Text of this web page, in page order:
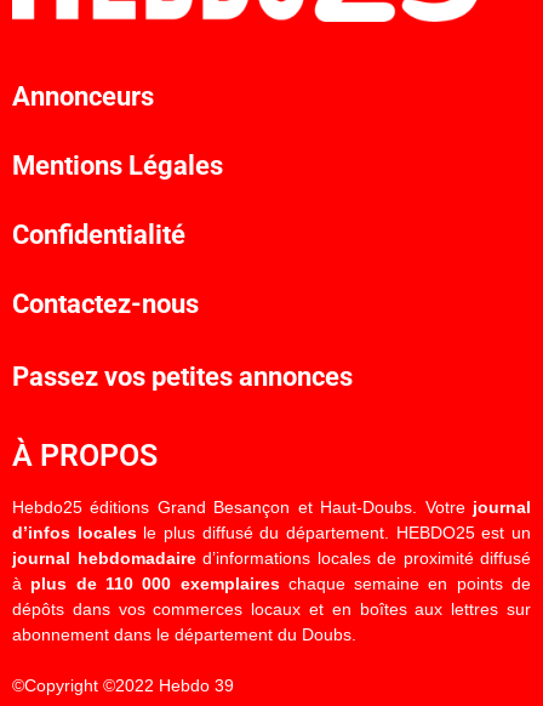
Annonceurs
Mentions Légales
Confidentialité
Contactez-nous
Passez vos petites annonces
À PROPOS
Hebdo25 éditions Grand Besançon et Haut-Doubs. Votre journal
d’infos localesle plus diffusé du département. HEBDO25 est un
journal hebdomadaired’informations locales de proximité diffusé
à plus de 110 000 exemplaireschaque semaine en points de
dépôts dans vos commerces locaux et en boîtes aux lettres sur
abonnement dans le département du Doubs.
©Copyright ©2022 Hebdo 39